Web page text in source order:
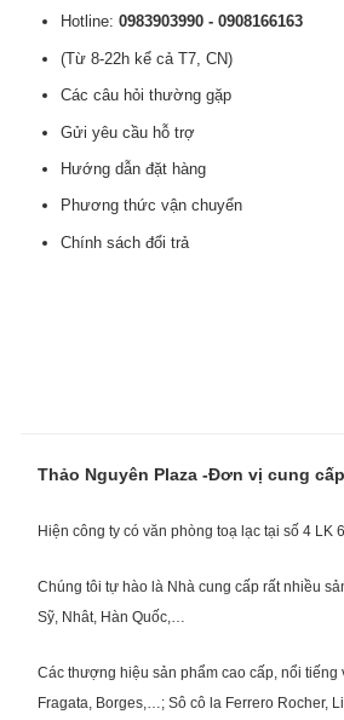
Hotline: 0983903990 - 0908166163
(Từ 8-22h kể cả T7, CN)
Các câu hỏi thường gặp
Gửi yêu cầu hỗ trợ
Hướng dẫn đặt hàng
Phương thức vận chuyển
Chính sách đổi trả
Thảo Nguyên Plaza -Đơn vị cung
Hiện công ty có văn phòng toạ lạc tại số 4
Chúng tôi tự hào là Nhà cung cấp rất nhiều
Sỹ, Nhât, Hàn Quốc,…
Các thượng hiệu sản phẩm cao cấp, nổi
Fragata, Borges,…; Sô cô la Ferrero Rocher,